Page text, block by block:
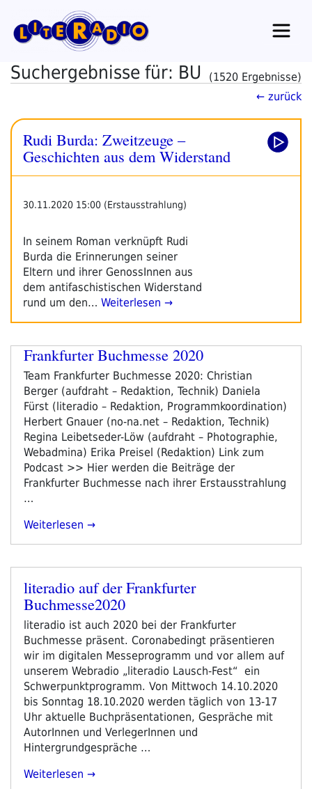
Inhalt
springen
Suchergebnisse für: BU
(1520 Ergebnisse)
← zurück
Rudi Burda: Zweitzeuge –
Geschichten aus dem Widerstand
30.11.2020 15:00 (Erstausstrahlung)
In seinem Roman verknüpft Rudi
Burda die Erinnerungen seiner
Eltern und ihrer GenossInnen aus
dem antifaschistischen Widerstand
rund um den… Weiterlesen →
Frankfurter Buchmesse 2020
Team Frankfurter Buchmesse 2020: Christian
Berger (aufdraht – Redaktion, Technik) Daniela
Fürst (literadio – Redaktion, Programmkoordination)
Herbert Gnauer (no-na.net – Redaktion, Technik)
Regina Leibetseder-Löw (aufdraht – Photographie,
Webadmina) Erika Preisel (Redaktion) Link zum
Podcast >> Hier werden die Beiträge der
Frankfurter Buchmesse nach ihrer Erstausstrahlung
…
„Frankfurter
Weiterlesen
Veröffentlicht
am
literadio auf der Frankfurter
Buchmesse2020
literadio ist auch 2020 bei der Frankfurter
Buchmesse präsent. Coronabedingt präsentieren
wir im digitalen Messeprogramm und vor allem auf
unserem Webradio „literadio Lausch-Fest“ ein
Schwerpunktprogramm. Von Mittwoch 14.10.2020
bis Sonntag 18.10.2020 werden täglich von 13-17
Uhr aktuelle Buchpräsentationen, Gespräche mit
AutorInnen und VerlegerInnen und
Hintergrundgespräche …
„literadio
Weiterlesen